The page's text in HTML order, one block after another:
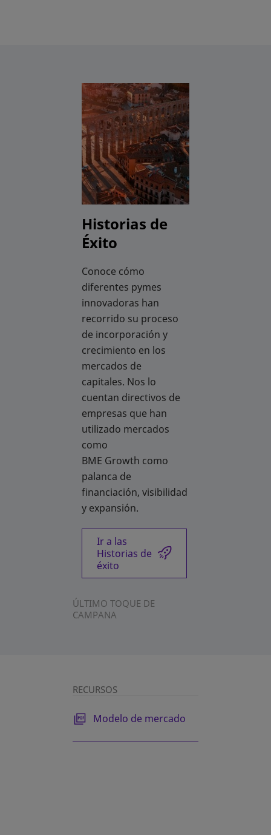
Historias de
Éxito
Conoce cómo
diferentes pymes
innovadoras han
recorrido su proceso
de incorporación y
crecimiento en los
mercados de
capitales. Nos lo
cuentan directivos de
empresas que han
utilizado mercados
como
BME Growth como
palanca de
financiación, visibilidad
y expansión.
Ir a las
Historias de
éxito
ÚLTIMO TOQUE DE
CAMPANA
RECURSOS
Modelo de mercado
se abre en una pestaña nueva